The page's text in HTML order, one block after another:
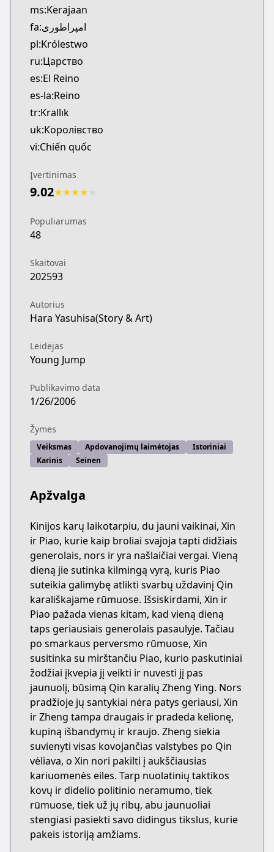
ms:Kerajaan
fa:امپراطوری
pl:Królestwo
ru:Царство
es:El Reino
es-la:Reino
tr:Krallık
uk:Королівство
vi:Chiến quốc
Įvertinimas
9.02★★★★
Populiarumas
48
Skaitovai
202593
Autorius
Hara Yasuhisa(Story & Art)
Leidėjas
Young Jump
Publikavimo data
1/26/2006
Žymės
Veiksmas Apdovanojimų laimėtojas
Istoriniai
Karinis
Seinen
Apžvalga
Kinijos karų laikotarpiu, du jauni vaikinai, Xin
ir Piao, kurie kaip broliai svajoja tapti didžiais
generolais, nors ir yra našlaičiai vergai. Vieną
dieną jie sutinka kilmingą vyrą, kuris Piao
suteikia galimybę atlikti svarbų uždavinį Qin
karališkajame rūmuose. Išsiskirdami, Xin ir
Piao pažada vienas kitam, kad vieną dieną
taps geriausiais generolais pasaulyje. Tačiau
po smarkaus perversmo rūmuose, Xin
susitinka su mirštančiu Piao, kurio paskutiniai
žodžiai įkvepia jį veikti ir nuvesti jį pas
jaunuolį, būsimą Qin karalių Zheng Ying. Nors
pradžioje jų santykiai nėra patys geriausi, Xin
ir Zheng tampa draugais ir pradeda kelionę,
kupiną išbandymų ir kraujo. Zheng siekia
suvienyti visas kovojančias valstybes po Qin
vėliava, o Xin nori pakilti į aukščiausias
kariuomenės eiles. Tarp nuolatinių taktikos
kovų ir didelio politinio neramumo, tiek
rūmuose, tiek už jų ribų, abu jaunuoliai
stengiasi pasiekti savo didingus tikslus, kurie
pakeis istoriją amžiams.